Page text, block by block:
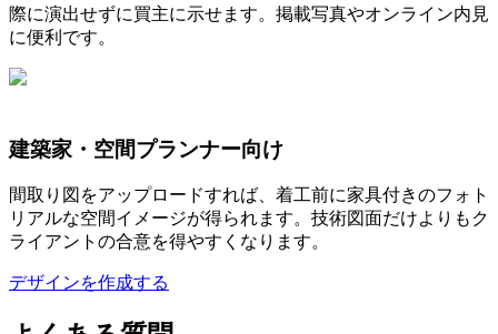
際に演出せずに買主に示せます。掲載写真やオンライン内見
に便利です。
建築家・空間プランナー向け
間取り図をアップロードすれば、着工前に家具付きのフォト
リアルな空間イメージが得られます。技術図面だけよりもク
ライアントの合意を得やすくなります。
デザインを作成する